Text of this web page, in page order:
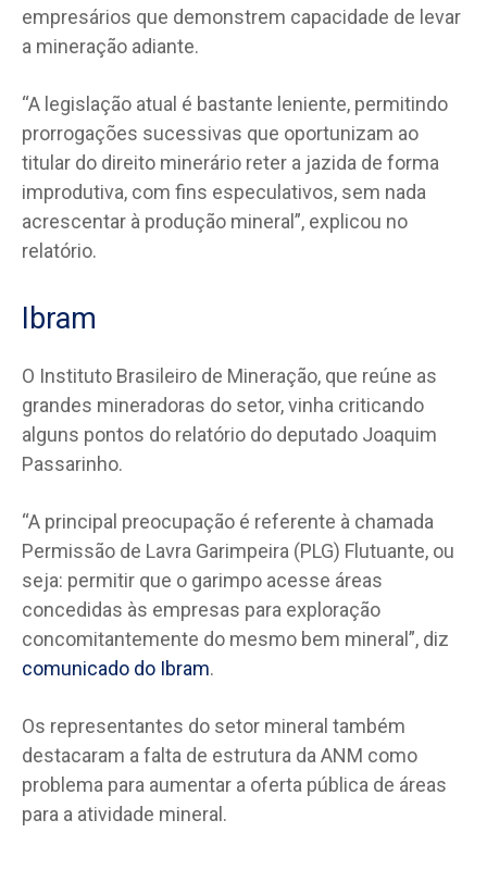
empresários que demonstrem capacidade de levar
a mineração adiante.
“A legislação atual é bastante leniente, permitindo
prorrogações sucessivas que oportunizam ao
titular do direito minerário reter a jazida de forma
improdutiva, com fins especulativos, sem nada
acrescentar à produção mineral”, explicou no
relatório.
Ibram
O Instituto Brasileiro de Mineração, que reúne as
grandes mineradoras do setor, vinha criticando
alguns pontos do relatório do deputado Joaquim
Passarinho.
“A principal preocupação é referente à chamada
Permissão de Lavra Garimpeira (PLG) Flutuante, ou
seja: permitir que o garimpo acesse áreas
concedidas às empresas para exploração
concomitantemente do mesmo bem mineral”, diz
comunicado do Ibram.
Os representantes do setor mineral também
destacaram a falta de estrutura da ANM como
problema para aumentar a oferta pública de áreas
para a atividade mineral.